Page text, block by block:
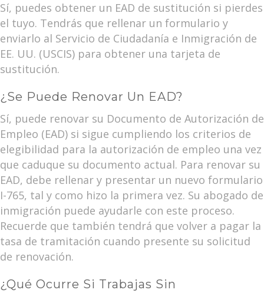
Sí, puedes obtener un EAD de sustitución si pierdes
el tuyo. Tendrás que rellenar un formulario y
enviarlo al Servicio de Ciudadanía e Inmigración de
EE. UU. (USCIS) para obtener una tarjeta de
sustitución.
¿Se Puede Renovar Un EAD?
Sí, puede renovar su Documento de Autorización de
Empleo (EAD) si sigue cumpliendo los criterios de
elegibilidad para la autorización de empleo una vez
que caduque su documento actual. Para renovar su
EAD, debe rellenar y presentar un nuevo formulario
I-765, tal y como hizo la primera vez. Su abogado de
inmigración puede ayudarle con este proceso.
Recuerde que también tendrá que volver a pagar la
tasa de tramitación cuando presente su solicitud
de renovación.
¿Qué Ocurre Si Trabajas Sin